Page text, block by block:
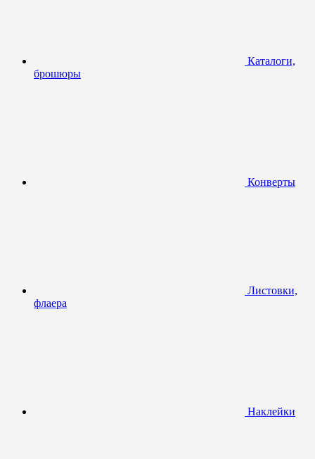
Каталоги,
брошюры
Конверты
Листовки,
флаера
Наклейки